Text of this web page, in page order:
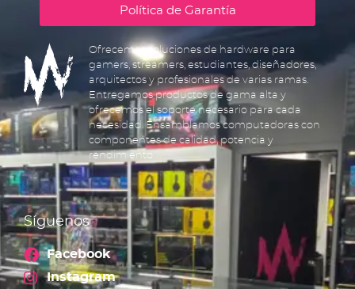
Política de Garantía
Ofrecemos soluciones de hardware para
gamers, streamers, estudiantes, diseñadores,
arquitectos y profesionales de varias ramas.
Entregamos productos de gama alta y
ofrecemos el soporte necesario para cada
necesidad. Ensamblamos computadoras con
componentes de calidad, potencia y
rendimiento.
Síguenos
Facebook
Instagram